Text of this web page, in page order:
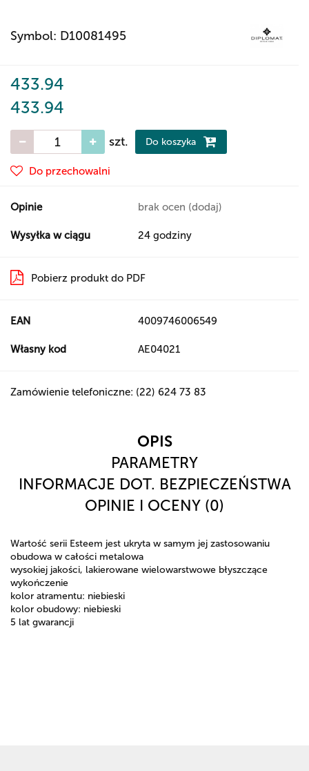
Symbol: D10081495
433.94
433.94
szt. Do koszyka
Do przechowalni
Opinie brak ocen (dodaj)
Wysyłka w ciągu 24 godziny
Pobierz produkt do PDF
EAN 4009746006549
Własny kod AE04021
Zamówienie telefoniczne: (22) 624 73 83
OPIS
PARAMETRY
INFORMACJE DOT. BEZPIECZEŃSTWA
OPINIE I OCENY (0)
Wartość serii Esteem jest ukryta w samym jej zastosowaniu
obudowa w całości metalowa
wysokiej jakości, lakierowane wielowarstwowe błyszczące
wykończenie
kolor atramentu: niebieski
kolor obudowy: niebieski
5 lat gwarancji